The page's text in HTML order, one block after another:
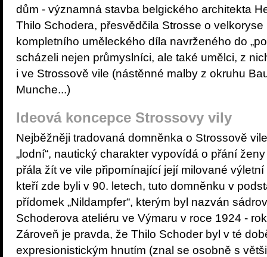
dům - významná stavba belgického architekta
Thilo Schodera, přesvědčila Strosse o
kompletního uměleckého díla navrženého do
scházeli nejen průmyslníci, ale také umělci, z
i ve Strossově vile (nástěnné malby z okruhu
Munche...)
Ideová koncepce Strossovy vily
Nejběžněji tradovaná domněnka o Strossově
„lodní“, nautický charakter vypovídá o přání
přála žít ve vile připomínající její milované
kteří zde byli v 90. letech, tuto domněnku v
přídomek „Nildampfer“, kterým byl nazván
Schoderova ateliéru ve Výmaru v roce 1924 -
Zároveň je pravda, že Thilo Schoder byl v té
expresionistickým hnutím (znal se osobně s